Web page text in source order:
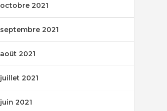
octobre 2021
septembre 2021
août 2021
juillet 2021
juin 2021